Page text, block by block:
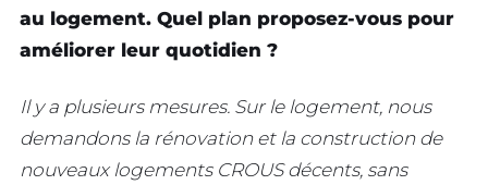
au logement. Quel plan proposez-vous pour
améliorer leur quotidien ?
Il y a plusieurs mesures. Sur le logement, nous
demandons la rénovation et la construction de
nouveaux logements CROUS décents, sans